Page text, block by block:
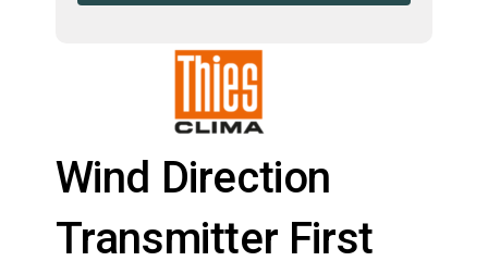
Wind Direction
Transmitter First